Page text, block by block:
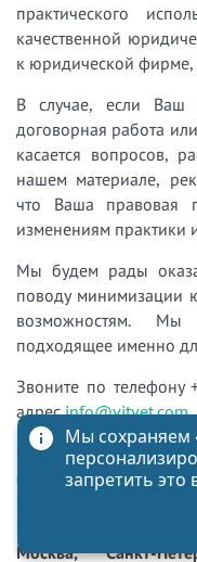
практического
качественной
к юридической фирме,
В случае, если Ваш
договорная работа
касается вопросов,
нашем материале,
что Ваша правовая
изменениям практики
Мы будем рады
поводу минимизации
возможностям. Мы
подходящее именно
Звоните по
адресinfo@vitvet.com.
Наша юридическая
юридические
Новосибирск,
Кемерово,
Москва, Санкт-
Мы сохраняем
запретить это